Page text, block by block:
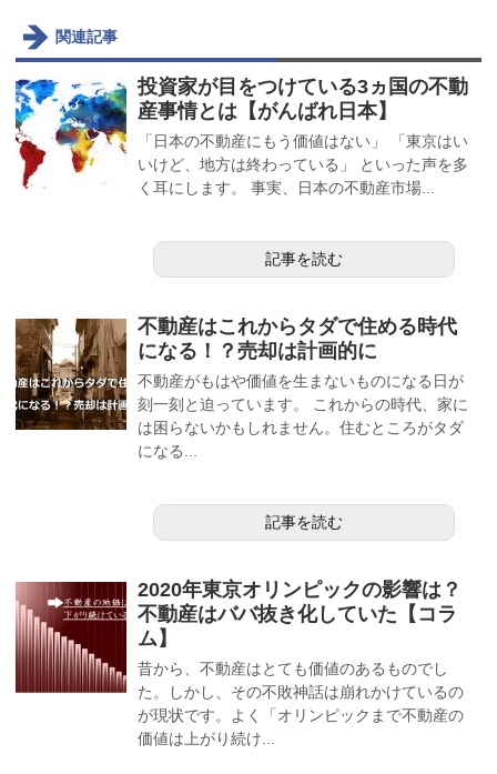
関連記事
投資家が目をつけている3ヵ国の不動
産事情とは【がんばれ日本】
「日本の不動産にもう価値はない」 「東京はい
いけど、地方は終わっている」 といった声を多
く耳にします。 事実、日本の不動産市場...
記事を読む
不動産はこれからタダで住める時代
になる！？売却は計画的に
不動産がもはや価値を生まないものになる日が
刻一刻と迫っています。 これからの時代、家に
は困らないかもしれません。住むところがタダ
になる...
記事を読む
2020年東京オリンピックの影響は？
不動産はババ抜き化していた【コラ
ム】
昔から、不動産はとても価値のあるものでし
た。しかし、その不敗神話は崩れかけているの
が現状です。よく「オリンピックまで不動産の
価値は上がり続け...